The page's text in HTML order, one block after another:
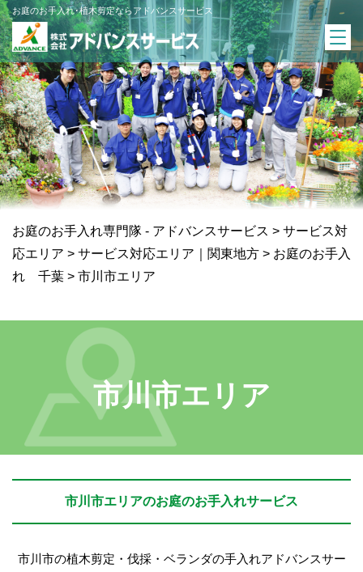
お庭のお手入れ･植木剪定ならアドバンスサービス
お庭のお手入れ専門隊 - アドバンスサービス > サービス対
応エリア > サービス対応エリア｜関東地方 > お庭のお手入
れ 千葉 > 市川市エリア
市川市エリア
市川市エリアのお庭のお手入れサービス
市川市の植木剪定・伐採・ベランダの手入れアドバンスサー